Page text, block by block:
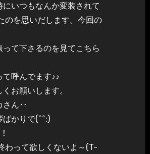
にいつもなんか変装されて
のを思いだします。今回の
て下さるのを見てこちら
呼んでます♪♪
お願いします。
さん‥
ばかりで(^^;)
わって欲しくないよ～(T-